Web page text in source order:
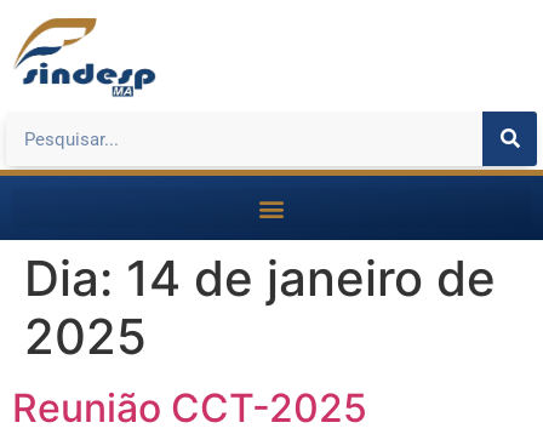
Dia: 14 de janeiro de
2025
Reunião CCT-2025